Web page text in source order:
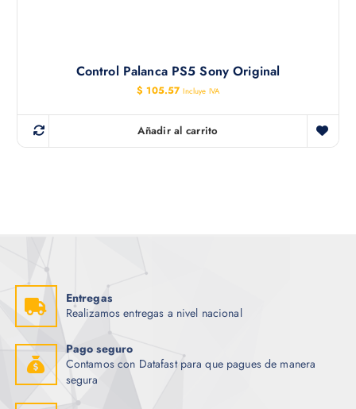
Control Palanca PS5 Sony Original
$ 105.57 Incluye IVA
Añadir al carrito
Entregas
Realizamos entregas a nivel nacional
Pago seguro
Contamos con Datafast para que pagues de manera
segura